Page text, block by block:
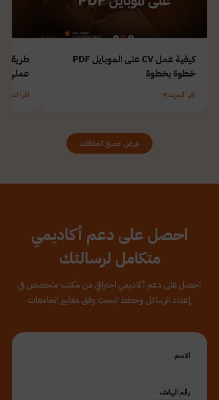
كيفية عمل CV على الموبايل PDF
خطوة بخطوة
اقرأ المزيد
طريقة
عملي
اقرأ المزيد
عرض جميع المقالات
احصل على دعم أكاديمي
متكامل لرسالتك
احصل على دعم أكاديمي احترافي من مكتب متخصص في
إعداد الرسائل وخطط البحث وفق معايير الجامعات
الاسم
رقم الهاتف